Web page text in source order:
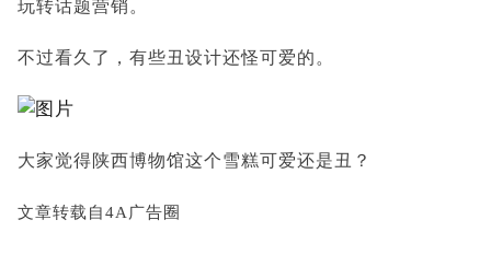
不过看久了，有些丑设计还怪可爱的。
大家觉得陕西博物馆这个雪糕可爱还是丑？
文章转载自4A广告圈